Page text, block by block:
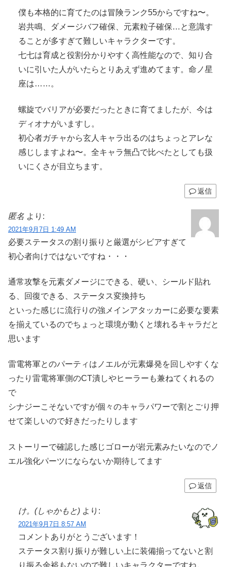
僕も本格的に育てたのは冒険ランク55からですね〜。
岩共鳴、ダメージバフ確保、元素粒子確保…と意識す
ることが多すぎて難しいキャラクターです。
七七は育成と役割分かりやすく高性能なので、知り合
いに引いた人がいたらとりあえず進めてます。命ノ星
座は……。
螺旋でバリアが必要だったときに育てましたが、今は
ディオナがいますし。
初心者ガチャから玄人キャラ出るのはちょっとアレな
感じしますよね〜。全キャラ無凸で比べたとしても扱
いにくさが目立ちます。
返信
匿名 より:
2021年9月7日 1:49 AM
必要ステータスの割り振りと厳選がシビアすぎて
初心者向けではないですね・・・
通常攻撃を元素ダメージにできる、硬い、シールド貼れ
る、回復できる、ステータス変換持ち
といった感じに流行りの強メインアタッカーに必要な要素
を揃えているのでちょっと環境が動くと壊れるキャラだと
思います
雷電将軍とのパーティはノエルが元素爆発を回しやすくな
ったり雷電将軍側のCT潰しやヒーラーも兼ねてくれるの
で
シナジーこそないですが個々のキャラパワーで割とごり押
せて楽しいので好きだったりします
ストーリーで確認した感じゴローが岩元素みたいなのでノ
エル強化パーツにならないか期待してます
返信
け。(しゃかもと) より:
2021年9月7日 8:57 AM
コメントありがとうございます！
ステータス割り振りが難しい上に装備揃ってないと割
り振る余裕もないので難しいキャラクターですね。